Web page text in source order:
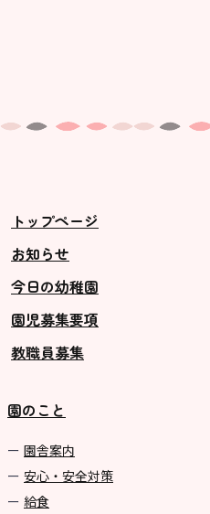
トップページ
お知らせ
今日の幼稚園
園児募集要項
教職員募集
園のこと
園舎案内
安心・安全対策
給食